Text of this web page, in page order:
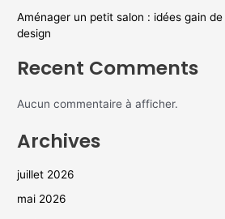
Aménager un petit salon : idées gain
design
Recent Comments
Aucun commentaire à afficher.
Archives
juillet 2026
mai 2026